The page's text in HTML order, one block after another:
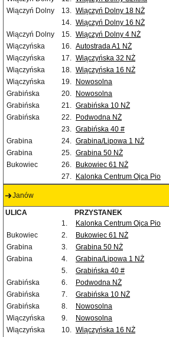
Wiączyń Dolny
13. Wiączyń Dolny 18 NŻ
14. Wiączyń Dolny 16 NŻ
Wiączyń Dolny
15. Wiączyń Dolny 4 NŻ
Wiączyńska
16. Autostrada A1 NŻ
Wiączyńska
17. Wiączyńska 32 NŻ
Wiączyńska
18. Wiączyńska 16 NŻ
Wiączyńska
19. Nowosolna
Grabińska
20. Nowosolna
Grabińska
21. Grabińska 10 NŻ
Grabińska
22.
Podwodna NŻ
23. Grabińska 40 #
Grabina
24. Grabina/Lipowa 1 NŻ
Grabina
25. Grabina 50 NŻ
Bukowiec
26. Bukowiec 61 NŻ
27.
Kalonka Centrum Ojca Pio
Janów
ULICA PRZYSTANEK
1.
Kalonka Centrum Ojca Pio
Bukowiec
2. Bukowiec 61 NŻ
Grabina
3. Grabina 50 NŻ
Grabina
4. Grabina/Lipowa 1 NŻ
5.
Grabińska 40 #
Grabińska
6.
Podwodna NŻ
Grabińska
7.
Grabińska 10 NŻ
Grabińska
8. Nowosolna
Wiączyńska
9. Nowosolna
Wiączyńska
10. Wiączyńska 16 NŻ